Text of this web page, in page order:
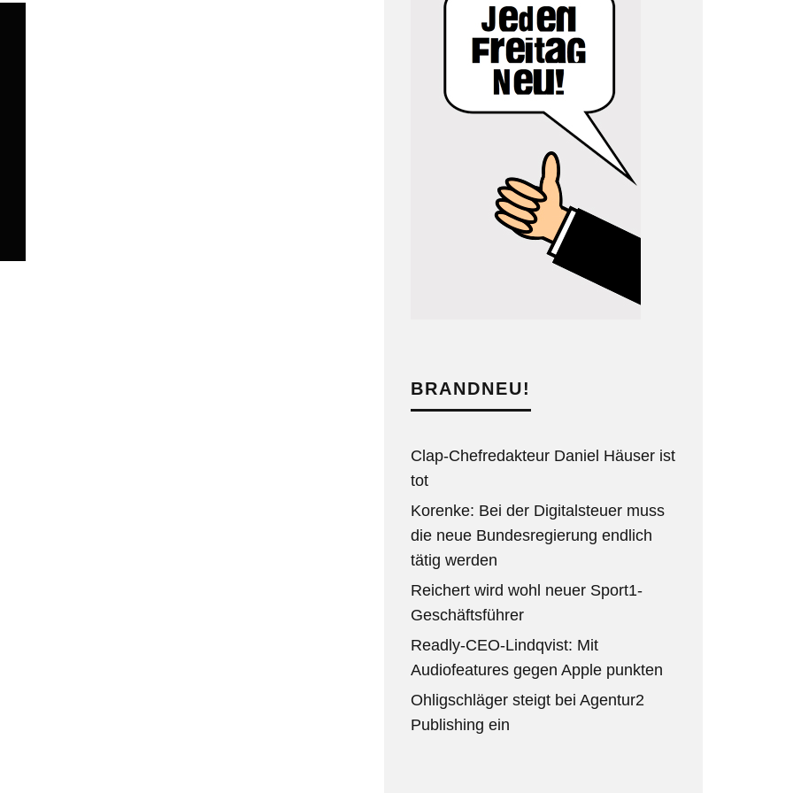
BRANDNEU!
Clap-Chefredakteur Daniel Häuser ist
tot
Korenke: Bei der Digitalsteuer muss
die neue Bundesregierung endlich
tätig werden
Reichert wird wohl neuer Sport1-
Geschäftsführer
Readly-CEO-Lindqvist: Mit
Audiofeatures gegen Apple punkten
Ohligschläger steigt bei Agentur2
Publishing ein